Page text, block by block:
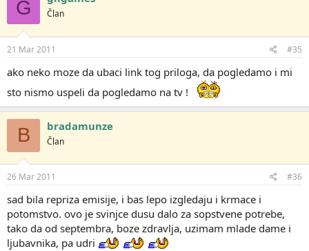
G Član
21 Mar 2011 #35
ako neko moze da ubaci link tog priloga, da pogledamo i mi
sto nismo uspeli da pogledamo na tv !
B bradamunze
Član
26 Mar 2011 #36
sad bila repriza emisije, i bas lepo izgledaju i krmace i
potomstvo. ovo je svinjce dusu dalo za sopstvene potrebe,
tako da od septembra, boze zdravlja, uzimam mlade dame i
ljubavnika, pa udri